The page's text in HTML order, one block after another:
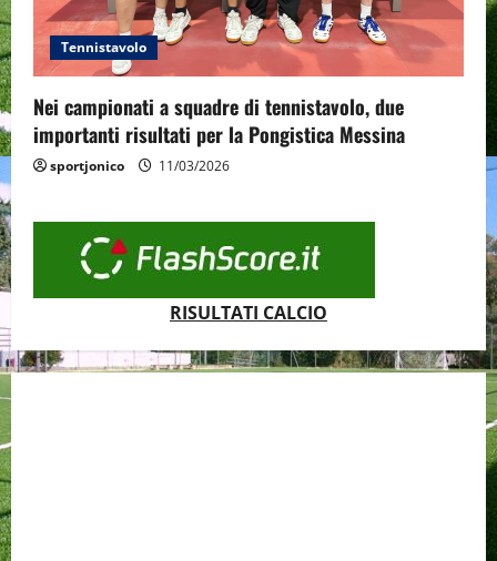
Tennistavolo
Nei campionati a squadre di tennistavolo, due
importanti risultati per la Pongistica Messina
sportjonico 11/03/2026
RISULTATI CALCIO